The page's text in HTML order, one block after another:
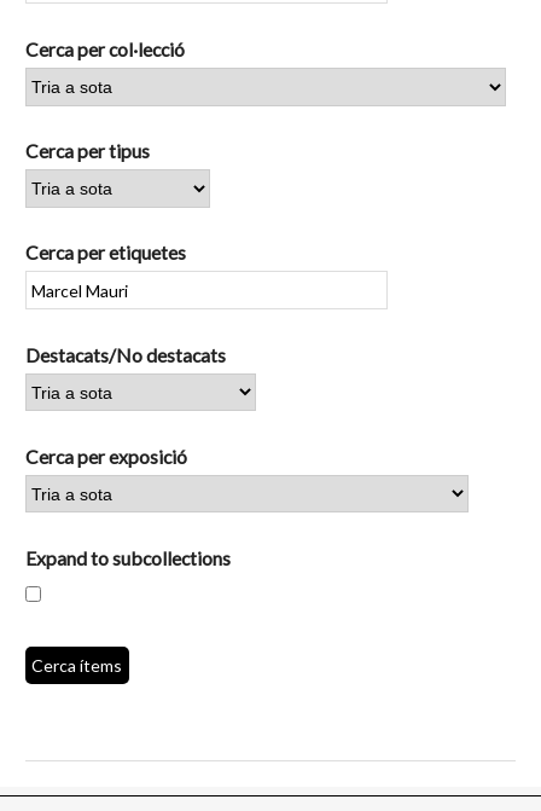
Cerca per col·lecció
Cerca per tipus
Cerca per etiquetes
Destacats/No destacats
Cerca per exposició
Expand to subcollections